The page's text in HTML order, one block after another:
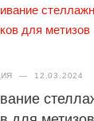
— 12.03.2024